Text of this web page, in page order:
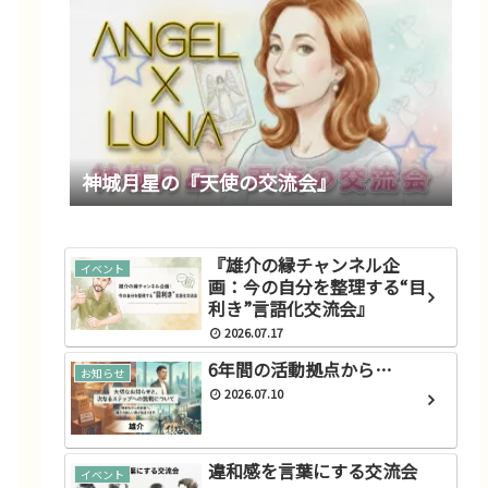
神城月星の『天使の交流会』
イベント
『雄介の縁チャンネル企
画：今の自分を整理する“目
利き”言語化交流会』
2026.07.17
お知らせ 6年間の活動拠点から…
2026.07.10
イベント 違和感を言葉にする交流会